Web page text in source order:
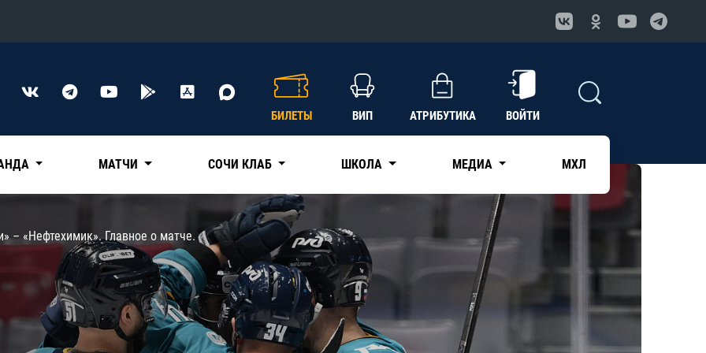
Конференция «Восток»
Трактор
Дивизион Чернышева
Авангард
Адмирал
КХЛ
БИЛЕТЫ ВИП АТРИБУТИКА ВОЙТИ
МАТЧИ СОЧИ КЛАБ ШКОЛА МЕДИА МХЛ
– «Нефтехимик». Главное о матче.